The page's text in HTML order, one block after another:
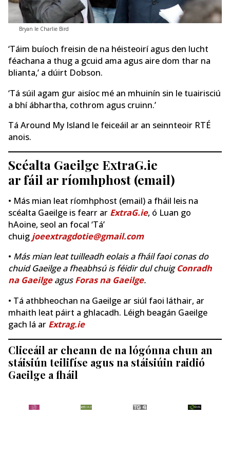
Bryan le Charlie Bird
‘Táim buíoch freisin de na héisteoirí agus den lucht
féachana a thug a gcuid ama agus aire dom thar na
blianta,’ a dúirt Dobson.
‘Tá súil agam gur aisíoc mé an mhuinín sin le tuairisciú
a bhí ábhartha, cothrom agus cruinn.’
Tá Around My Island le feiceáil ar an seinnteoir RTÉ
anois.
Scéalta Gaeilge ExtraG.ie
ar fáil ar ríomhphost (email)
• Más mian leat ríomhphost (email) a fháil leis na
scéalta Gaeilge is fearr ar ExtraG.ie, ó Luan go
hAoine, seol an focal ‘Tá’
chuig joeextragdotie@gmail.com
• Más mian leat tuilleadh eolais a fháil faoi conas do
chuid Gaeilge a fheabhsú is féidir dul chuigConradh
na GaeilgeagusForas na Gaeilge.
• Tá athbheochan na Gaeilge ar siúl faoi láthair, ar
mhaith leat páirt a ghlacadh. Léigh beagán Gaeilge
gach lá ar Extrag.ie
Cliceáil ar cheann de na lógónna chun an
stáisiún teilifíse agus na stáisiúin raidió
Gaeilge a fháil